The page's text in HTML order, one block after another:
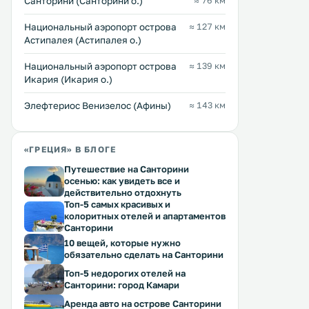
Национальный аэропорт острова
Астипалея (Астипалея о.)
≈ 127 км
Национальный аэропорт острова
Икария (Икария о.)
≈ 139 км
Элефтериос Венизелос (Афины) ≈ 143 км
«ГРЕЦИЯ» В БЛОГЕ
Путешествие на Санторини
осенью: как увидеть все и
действительно отдохнуть
Топ-5 самых красивых и
колоритных отелей и апартаментов
Санторини
10 вещей, которые нужно
обязательно сделать на Санторини
Топ-5 недорогих отелей на
Санторини: город Камари
Аренда авто на острове Санторини